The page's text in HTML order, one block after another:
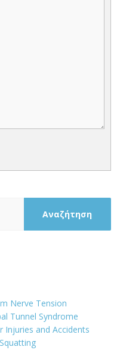
Nerve Tension
Tunnel Syndrome
Injuries and Accidents